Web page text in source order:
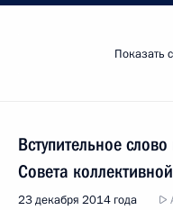
Показать
Вступительное
Совета
23 декабря 2014 года